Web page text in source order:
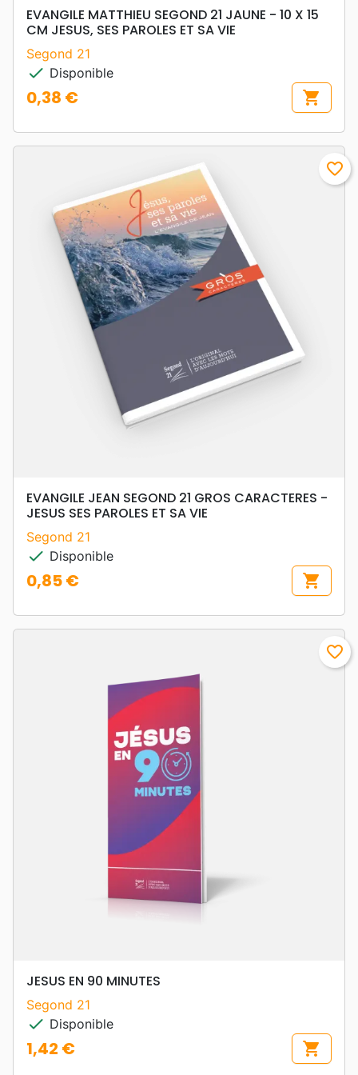
EVANGILE MATTHIEU SEGOND 21 JAUNE - 10 X 15
CM JESUS, SES PAROLES ET SA VIE
Segond 21
check Disponible
Prix
0,38 € shopping_cart
favorite_border
EVANGILE JEAN SEGOND 21 GROS CARACTERES -
JESUS SES PAROLES ET SA VIE
Segond 21
check Disponible
Prix
0,85 € shopping_cart
favorite_border
JESUS EN 90 MINUTES
Segond 21
check Disponible
Prix
1,42 € shopping_cart